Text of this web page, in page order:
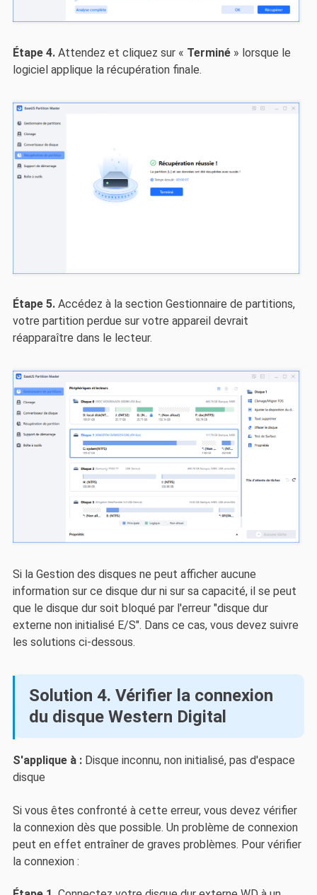
Étape 4. Attendez et cliquez sur « Terminé» lorsque le
logiciel applique la récupération finale.
Étape 5. Accédez à la section Gestionnaire de partitions,
votre partition perdue sur votre appareil devrait
réapparaître dans le lecteur.
Si la Gestion des disques ne peut afficher aucune
information sur ce disque dur ni sur sa capacité, il se peut
que le disque dur soit bloqué par l'erreur "disque dur
externe non initialisé E/S". Dans ce cas, vous devez suivre
les solutions ci-dessous.
Solution 4. Vérifier la connexion
du disque Western Digital
S'applique à :Disque inconnu, non initialisé, pas d'espace
disque
Si vous êtes confronté à cette erreur, vous devez vérifier
la connexion dès que possible. Un problème de connexion
peut en effet entraîner de graves problèmes. Pour vérifier
la connexion :